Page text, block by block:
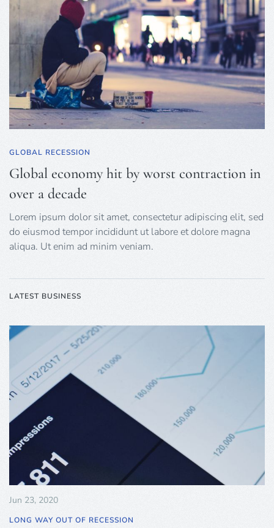
GLOBAL RECESSION
Global economy hit by worst contraction in
over a decade
Lorem ipsum dolor sit amet, consectetur adipiscing elit, sed
do eiusmod tempor incididunt ut labore et dolore magna
aliqua. Ut enim ad minim veniam.
LATEST BUSINESS
Jun 23, 2020
LONG WAY OUT OF RECESSION